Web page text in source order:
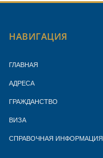
НАВИГАЦИЯ
ГЛАВНАЯ
АДРЕСА
ГРАЖДАНСТВО
ВИЗА
СПРАВОЧНАЯ ИНФОРМАЦИЯ